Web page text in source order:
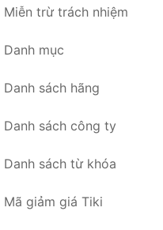
Miễn trừ trách nhiệm
Danh mục
Danh sách hãng
Danh sách công ty
Danh sách từ khóa
Mã giảm giá Tiki